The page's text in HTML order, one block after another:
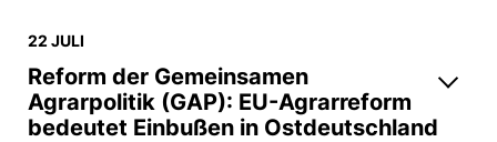
22 JULI
Reform der Gemeinsamen
Agrarpolitik (GAP): EU-Agrarreform
bedeutet Einbußen in Ostdeutschland